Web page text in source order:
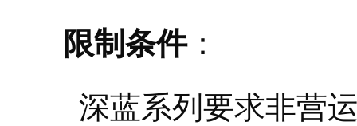
限制条件：
深蓝系列要求非营